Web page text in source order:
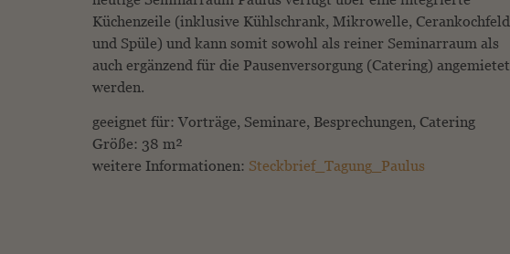
Küchenzeile (inklusive Kühlschrank, Mikrowelle, Cerankochfeld
und Spüle) und kann somit sowohl als reiner Seminar­raum als
auch ergänzend für die Pausenversorgung (Catering) angemietet
werden.
geeignet für: Vorträge, Seminare, Besprechungen, Catering
Größe: 38 m²
weitere Informationen: Steckbrief_Tagung_Paulus